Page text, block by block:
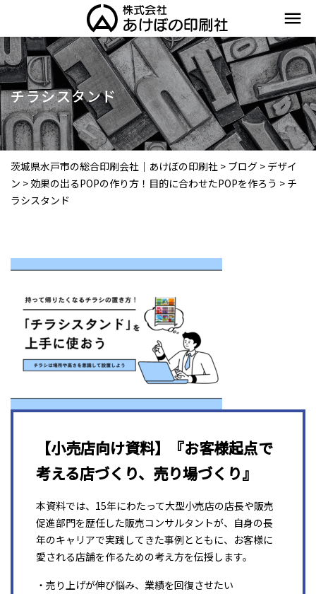
menu
チラシスタンド
茨城県水戸市の総合印刷会社｜あけぼの印刷社 > ブログ > デザイ
ン > 効果の出るPOPの作り方！目的に合わせたPOPを作ろう > チ
ラシスタンド
【小売店向け資料】『お客様起点で
考える店づくり、売り場づくり』
本資料では、15年にわたって大型小売店の店長や販売
促進部門を歴任した販売コンサルタントが、自身の長
年のキャリアで実践してきた事例とともに、お客様に
愛される店舗を作るための考え方を伝授します。
・売り上げが伸び悩み、業績を回復させたい